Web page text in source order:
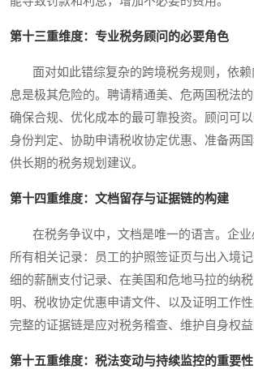
第十三重维度：专业税务顾问的必要角色
面对如此错综复杂的跨境税务规则，依赖
息是极其危险的。聘请精通美、危两国税法
确保合规、优化成本的最可靠投资。顾问可
身份判定、协助申请税收协定优惠、准备两
供长期的税务规划建议。
第十四重维度：文档留存与证据链的构建
在税务争议中，文档是唯一的语言。企业
所有相关记录：员工的护照签证页与出入境
细的薪酬支付记录、在美国和危地马拉的纳
明、税收协定优惠申请文件、以及证明工作性
完整的证据链是应对税务稽查、维护自身权益
第十五重维度：税法变动与持续监控的重要性